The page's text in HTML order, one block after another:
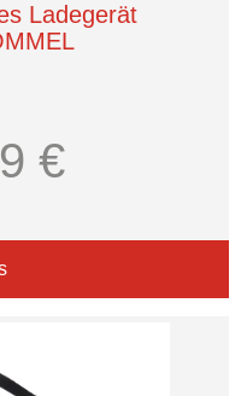
Ladegerät
€